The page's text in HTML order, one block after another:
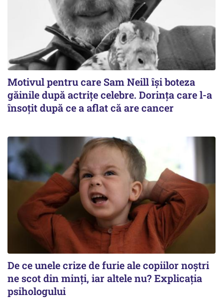
Motivul pentru care Sam Neill își boteza
găinile după actrițe celebre. Dorința care l-a
însoțit după ce a aflat că are cancer
De ce unele crize de furie ale copiilor noștri
ne scot din minți, iar altele nu? Explicația
psihologului